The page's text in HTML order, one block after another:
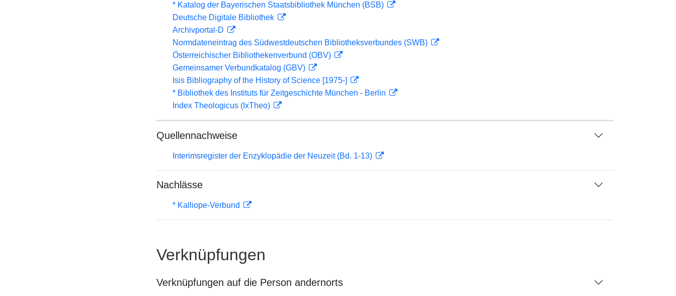
* Katalog der Bayerischen Staatsbibliothek München (BSB)
Deutsche Digitale Bibliothek
Archivportal-D
Normdateneintrag des Südwestdeutschen Bibliotheksverbundes (SWB)
Österreichischer Bibliothekenverbund (OBV)
Gemeinsamer Verbundkatalog (GBV)
Isis Bibliography of the History of Science [1975-]
* Bibliothek des Instituts für Zeitgeschichte München - Berlin
Index Theologicus (IxTheo)
Quellennachweise
Interimsregister der Enzyklopädie der Neuzeit (Bd. 1-13)
Nachlässe
* Kalliope-Verbund
Verknüpfungen
Verknüpfungen auf die Person andernorts